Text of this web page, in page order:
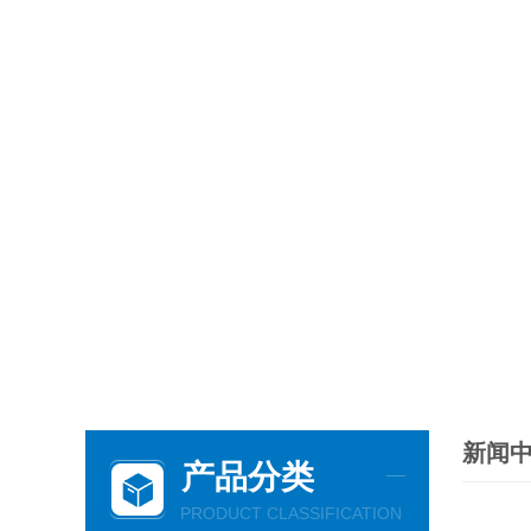
产品分类
PRODUCT CLASSIFICATION
新闻